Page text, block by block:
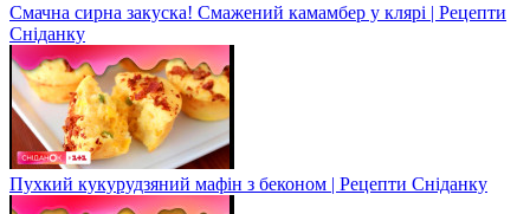
Смачна сирна закуска! Смажений камамбер у клярі | Рецепти
Сніданку
Пухкий кукурудзяний мафін з беконом | Рецепти Сніданку